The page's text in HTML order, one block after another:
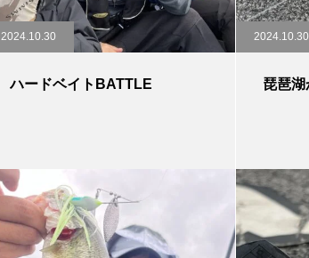
2024.10.30
ハードベイトBATTLE
2024.10.30
琵琶